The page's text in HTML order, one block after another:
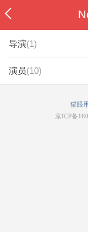
导演(1)
演员(10)
猫眼
京ICP备